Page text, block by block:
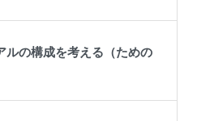
ルの構成を考える（ための